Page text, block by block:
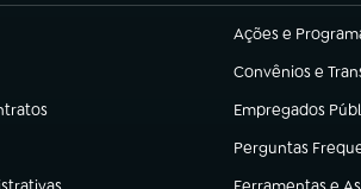
Ações e
(abre em nova
Convênios e
(abre em nova
Empregados
(abre em nova
Perguntas
(abre em nova